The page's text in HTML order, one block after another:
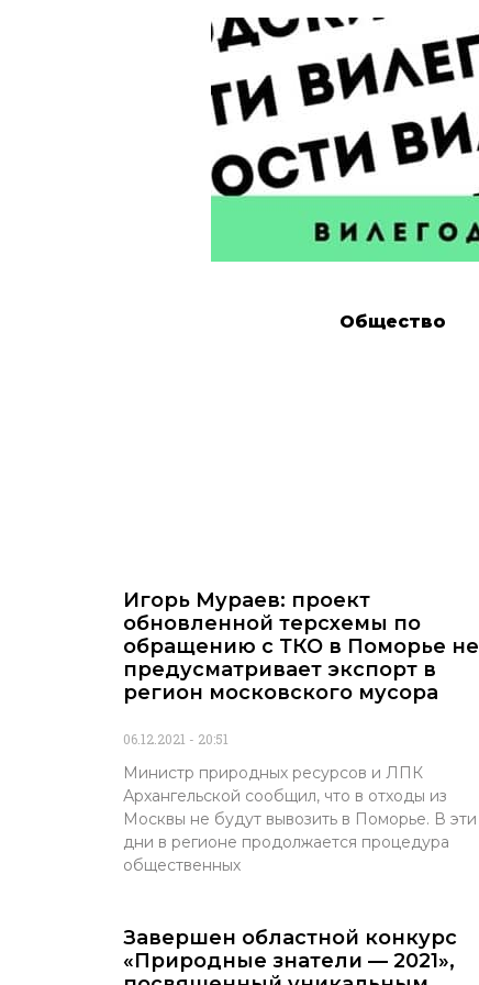
Общество
Игорь Мураев: проект
обновленной терсхемы по
обращению с ТКО в Поморье не
предусматривает экспорт в
регион московского мусора
06.12.2021 20:51
Министр природных ресурсов и ЛПК
Архангельской сообщил, что в отходы из
Москвы не будут вывозить в Поморье. В эти
дни в регионе продолжается процедура
общественных
Завершен областной конкурс
«Природные знатели — 2021»,